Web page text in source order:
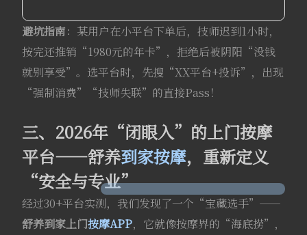
避坑指南：某用户在小平台下单后，技师迟到1小时，
按完还推销“1980元的年卡”，拒绝后被阴阳“没钱
就别享受”。选平台时，先搜“XX平台+投诉”，出现
“强制消费”“技师失联”的直接Pass！
三、2026年“闭眼入”的上门按摩
平台——舒养到家按摩，重新定义
“安全与专业”
经过30+平台实测，我们发现了一个“宝藏选手”——
舒养到家上门按摩APP，它就像按摩界的“海底捞”，